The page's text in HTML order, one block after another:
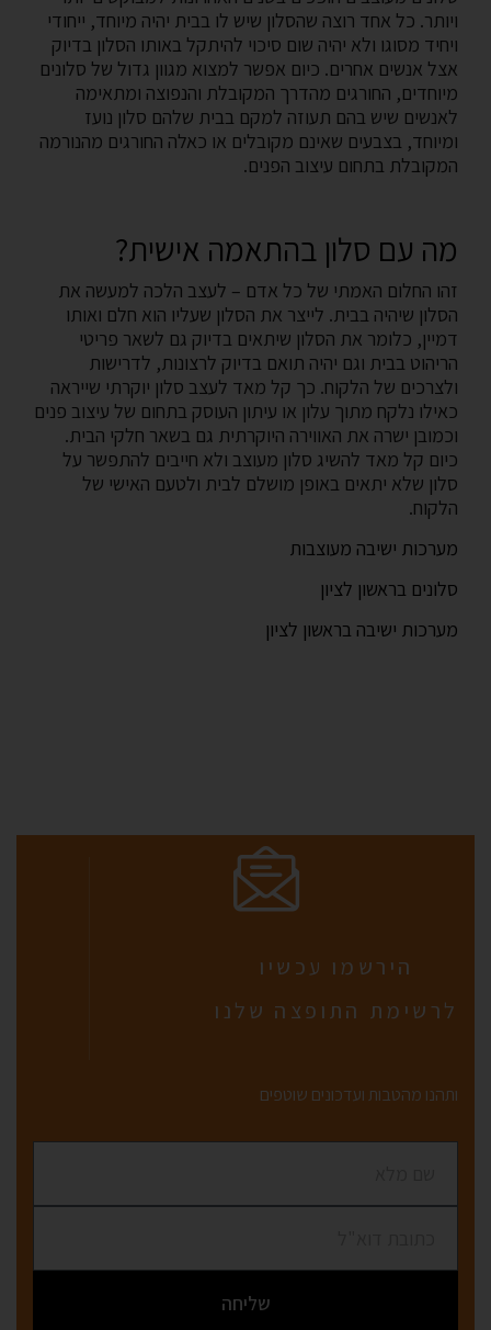
ויותר. כל אחד רוצה שהסלון שיש לו בבית יהיה מיוחד, ייחודי
ויחיד מסוגו ולא יהיה שום סיכוי להיתקל באותו הסלון בדיוק
אצל אנשים אחרים. כיום אפשר למצוא מגוון גדול של סלונים
מיוחדים, החורגים מהדרך המקובלת והנפוצה ומתאימה
לאנשים שיש בהם תעוזה למקם בבית שלהם סלון נועז
ומיוחד, בצבעים שאינם מקובלים או כאלה החורגים מהנורמה
המקובלת בתחום עיצוב הפנים.
מה עם סלון בהתאמה אישית?
זהו החלום האמתי של כל אדם – לעצב הלכה למעשה את
הסלון שיהיה בבית. לייצר את הסלון שעליו הוא חלם ואותו
דמיין, כלומר את הסלון שיתאים בדיוק גם לשאר פריטי
הריהוט בבית וגם יהיה תואם בדיוק לרצונות, לדרישות
ולצרכים של הלקוח. כך קל מאד לעצב סלון יוקרתי שייראה
כאילו נלקח מתוך עלון או עיתון העוסק בתחום של עיצוב פנים
וכמובן ישרה את האווירה היוקרתית גם בשאר חלקי הבית.
כיום קל מאד להשיג סלון מעוצב ולא חייבים להתפשר על
סלון שלא יתאים באופן מושלם לבית ולטעם האישי של
הלקוח.
מערכות ישיבה מעוצבות
סלונים בראשון לציון
מערכות ישיבה בראשון לציון
הירשמו עכשיו
לרשימת התופצה שלנו
ותהנו מהטבות ועדכונים שוטפים
שליחה